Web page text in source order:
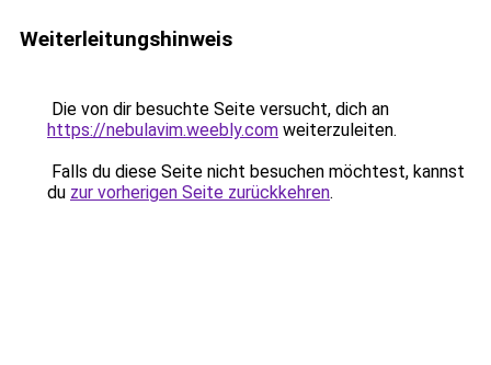
Weiterleitungshinweis
Die von dir besuchte Seite versucht, dich an
https://nebulavim.weebly.com weiterzuleiten.
Falls du diese Seite nicht besuchen möchtest, kannst
du zur vorherigen Seite zurückkehren.